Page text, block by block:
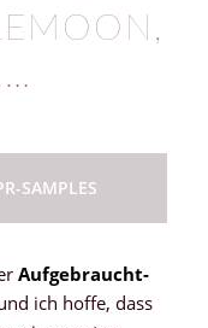
SAMPLES
Aufgebraucht-
ich hoffe, dass